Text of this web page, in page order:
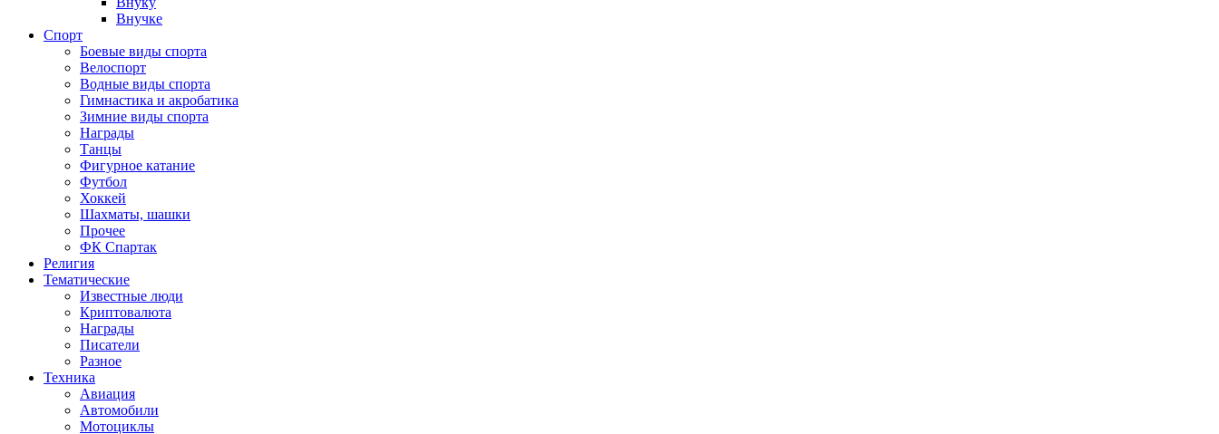
Внучке
Спорт
Боевые виды спорта
Велоспорт
Водные виды спорта
Гимнастика и акробатика
Зимние виды спорта
Награды
Танцы
Фигурное катание
Футбол
Хоккей
Шахматы, шашки
Прочее
ФК Спартак
Религия
Тематические
Известные люди
Криптовалюта
Награды
Писатели
Разное
Техника
Авиация
Автомобили
Мотоциклы